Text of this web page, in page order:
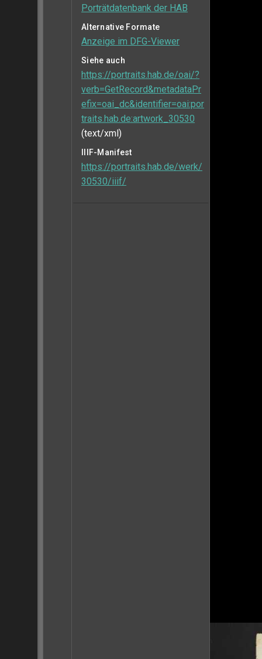
Porträtdatenbank der HAB
Alternative Formate
Anzeige im DFG-Viewer
Siehe auch
https://portraits.hab.de/oai/?
verb=GetRecord&metadataPr
efix=oai_dc&identifier=oai:por
traits.hab.de:artwork_30530
(text/xml)
IIIF-Manifest
https://portraits.hab.de/werk/
30530/iiif/